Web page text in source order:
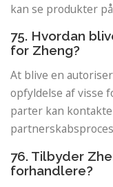
kan se produkter
75. Hvordan
for Zheng?
At blive en
opfyldelse af visse
parter kan
76. Tilbyder
forhandlere?